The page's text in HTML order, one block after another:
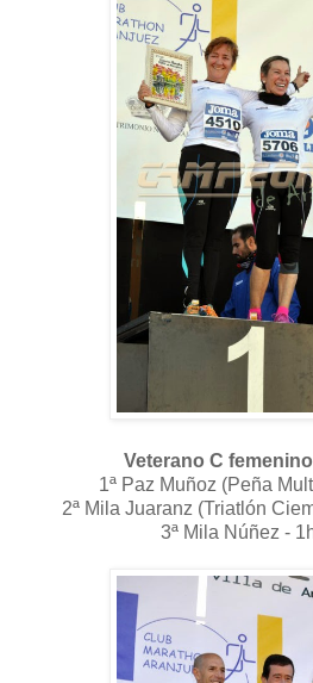
Veterano C
1ª Paz Muñoz (Peña
2ª Mila Juaranz (Triatlón
3ª Mila Núñez -